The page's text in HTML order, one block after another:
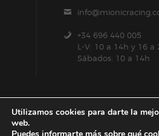
+34 696 440 005
L-V: 10 a 14h y 16 a
Sábados: 10 a 14h
Utilizamos cookies para darte la
web.